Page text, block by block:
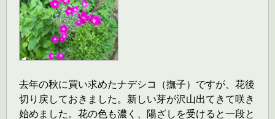
去年の秋に買い求めたナデシコ（撫子）ですが、花後
切り戻しておきました。新しい芽が沢山出てきて咲き
始めました。花の色も濃く、陽ざしを受けると一段と